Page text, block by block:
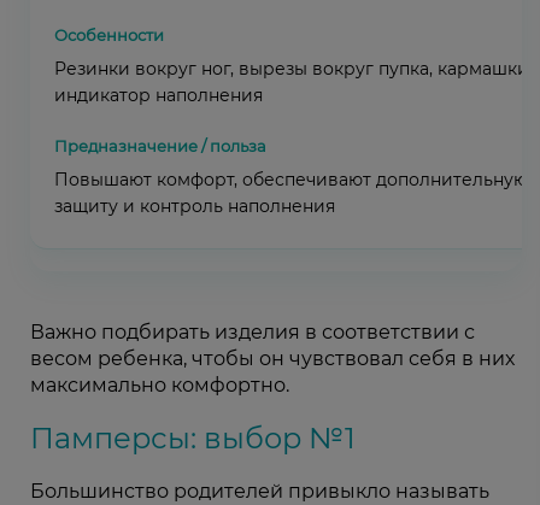
Резинки вокруг ног, вырезы вокруг пупка, кармашки,
индикатор наполнения
Повышают комфорт, обеспечивают дополнительную
защиту и контроль наполнения
Важно подбирать изделия в соответствии с
весом ребенка, чтобы он чувствовал себя в них
максимально комфортно.
Памперсы: выбор №1
Большинство родителей привыкло называть